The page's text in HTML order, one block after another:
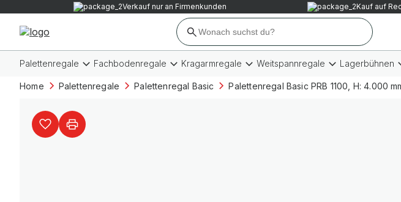
Verkauf nur an Firmenkunden Kauf auf
Palettenregale Fachbodenregale Kragarmregale Weitspannregale Lagerbühnen
Home Palettenregale Palettenregal Basic Palettenregal Basic PRB 1100, H: 4.000